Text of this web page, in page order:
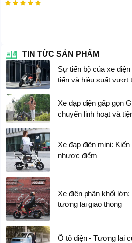
    
TIN TỨC SẢN PHẨM
Sự tiến bộ của xe
tiến và hiệu suất vượt
Xe đạp điện gấp gọn
chuyển linh hoạt và
Xe đạp điện mini:
nhược điểm
Xe điện phân khối
tương lai giao thông
Ô tô điện - Tương lai